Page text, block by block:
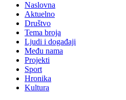
Naslovna
Aktuelno
Društvo
Tema broja
Ljudi i događaji
Među nama
Projekti
Sport
Hronika
Kultura